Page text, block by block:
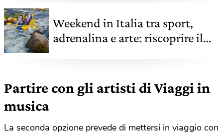
Weekend in Italia tra sport,
adrenalina e arte: riscoprire il
Partire con gli artisti di Viaggi in
musica
La seconda opzione prevede di mettersi in viaggio con